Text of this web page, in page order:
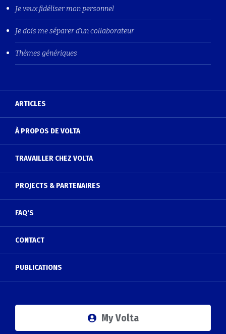
Je veux fidéliser mon personnel
Je dois me séparer d'un collaborateur
Thèmes génériques
ARTICLES
À PROPOS DE VOLTA
TRAVAILLER CHEZ VOLTA
PROJECTS & PARTENAIRES
FAQ'S
CONTACT
PUBLICATIONS
My Volta